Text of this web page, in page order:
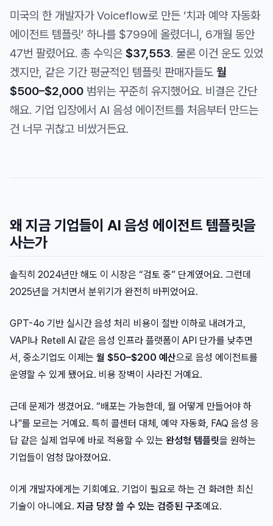
미국의 한 개발자가 Voiceflow로 만든 ‘치과 예약 자동화
에이전트 템플릿’ 하나를 $799에 올렸더니, 6개월 동안
47번 팔렸어요. 총 수익은 $37,553. 물론 이건 운도 있었
겠지만, 같은 기간 평균적인 템플릿 판매자들도 월
$500–$2,000 범위는 꾸준히 유지했어요. 비결은 간단
해요. 기업 입장에서 AI 음성 에이전트를 처음부터 만드는
건 너무 귀찮고 비쌌거든요.
왜 지금 기업들이 AI 음성 에이전트 템플릿을
사는가
솔직히 2024년만 해도 이 시장은 “검토 중” 단계였어요. 그런데
2025년을 거치면서 분위기가 완전히 바뀌었어요.
GPT-4o 기반 실시간 음성 처리 비용이 절반 이하로 내려가고,
VAPI나 Retell AI 같은 음성 인프라 플랫폼이 API 단가를 낮추면
서, 중소기업도 이제는 월 $50–$200 예산으로 음성 에이전트를
운영할 수 있게 됐어요. 비용 장벽이 사라진 거예요.
근데 문제가 생겼어요. “배포는 가능한데, 뭘 어떻게 만들어야 하
나"를 모르는 거예요. 특히 콜센터 대체, 예약 자동화, FAQ 음성 응
답 같은 실제 업무에 바로 적용할 수 있는 완성형 템플릿을 원하는
기업들이 엄청 많아졌어요.
이게 개발자에게는 기회예요. 기업이 필요로 하는 건 화려한 최신
기술이 아니에요. 지금 당장 쓸 수 있는 검증된 구조예요.